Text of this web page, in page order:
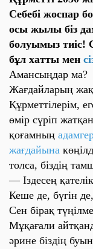
Себебі жоспар
осы жылы біз
болуымыз тиіс!
бұл хатты мен
Амансыңдар ма?
Жағдайларың
Құрметтілерім,
өмір сүріп жатқан
қоғамның
жағдайына
толса, біздің
— Іздесең
Кеше де, бүгін
Сен бірақ
Мұқағали
әрине біздің